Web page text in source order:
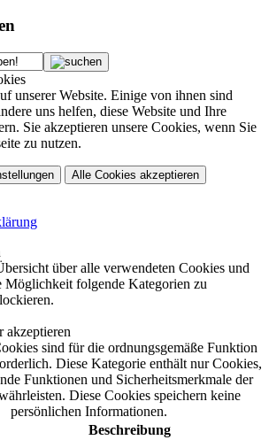
unserer Website. Einige von ihnen sind
uns helfen, diese Website und Ihre
Sie akzeptieren unsere Cookies, wenn Sie
zu nutzen.
Alle Cookies akzeptieren
über alle verwendeten Cookies und
Möglichkeit folgende Kategorien zu
akzeptieren
sind für die ordnungsgemäße Funktion
Diese Kategorie enthält nur Cookies,
Funktionen und Sicherheitsmerkmale der
Diese Cookies speichern keine
persönlichen Informationen.
Beschreibung